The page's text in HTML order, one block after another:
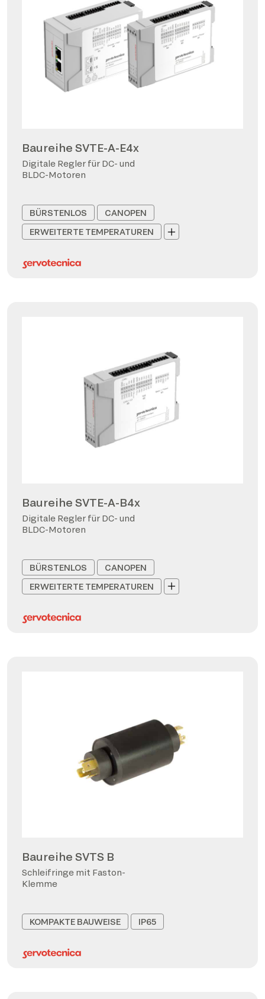
Baureihe SVTE-A-E4x
Digitale Regler für DC- und
BLDC-Motoren
BÜRSTENLOS
CANOPEN
ERWEITERTE TEMPERATUREN
Baureihe SVTE-A-B4x
Digitale Regler für DC- und
BLDC-Motoren
BÜRSTENLOS
CANOPEN
ERWEITERTE TEMPERATUREN
Baureihe SVTS B
Schleifringe mit Faston-
Klemme
KOMPAKTE BAUWEISE IP65